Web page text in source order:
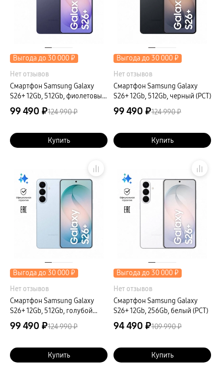
Выгода до 30 000 ₽
Нет отзывов
Смартфон Samsung Galaxy
S26+ 12Gb, 512Gb, фиолетовый
(РСТ)
99 490 ₽124 990 ₽
Купить
Выгода до 30 000 ₽
Нет отзывов
Смартфон Samsung Galaxy
S26+ 12Gb, 512Gb, черный (РСТ)
99 490 ₽124 990 ₽
Купить
Выгода до 30 000 ₽
Нет отзывов
Смартфон Samsung Galaxy
S26+ 12Gb, 512Gb, голубой
(РСТ)
99 490 ₽124 990 ₽
Купить
Выгода до 30 000 ₽
Нет отзывов
Смартфон Samsung Galaxy
S26+ 12Gb, 256Gb, белый (РСТ)
94 490 ₽109 990 ₽
Купить